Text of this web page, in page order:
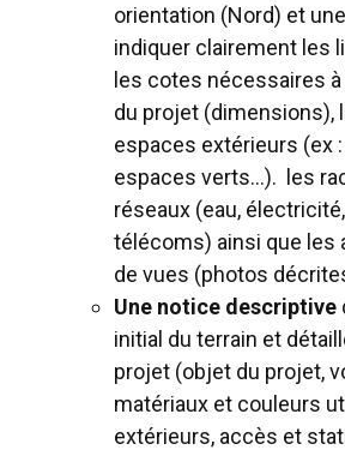
orientation (Nord) et
indiquer clairement les
les cotes nécessaires
du projet (dimensions),
espaces extérieurs (ex
espaces verts…). les
réseaux (eau,
télécoms) ainsi que les
de vues (photos
Une notice descriptive
initial du terrain et
projet (objet du projet,
matériaux et couleurs
extérieurs, accès et